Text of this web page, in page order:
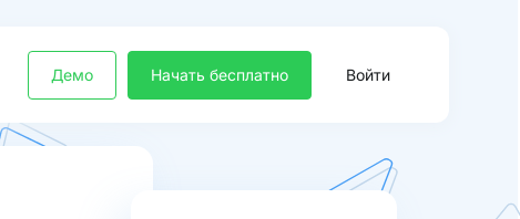
Демо Начать бесплатно Войти